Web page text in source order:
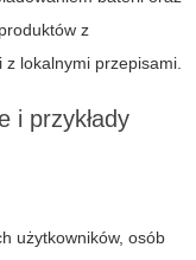
z
lokalnymi przepisami.
i przykłady
użytkowników, osób